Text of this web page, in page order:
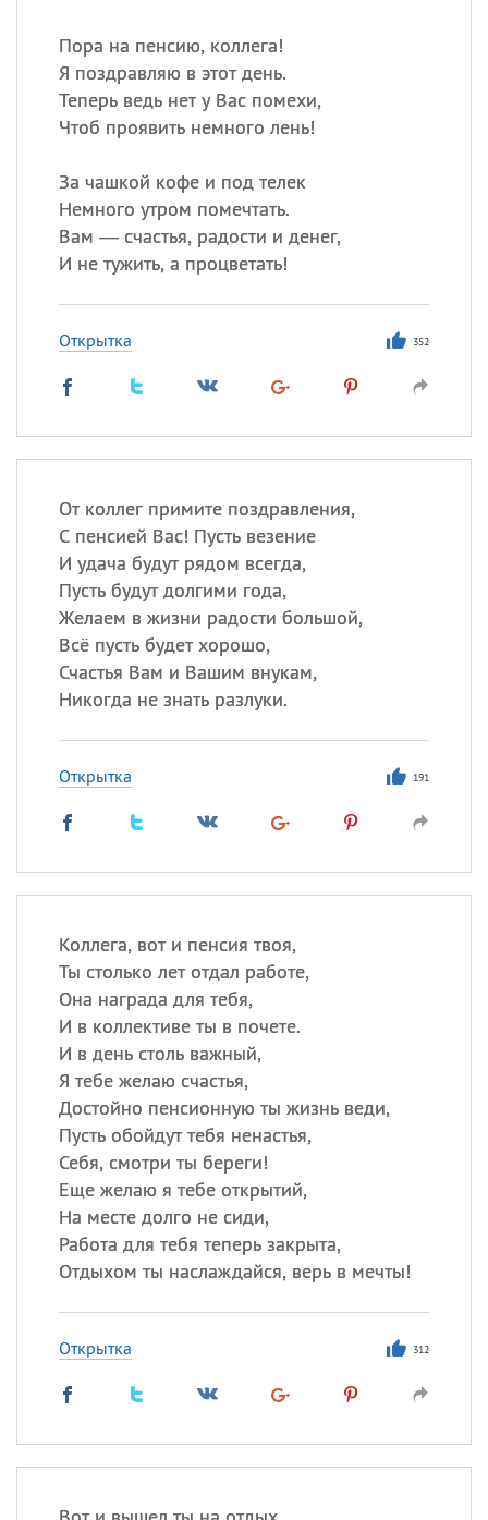
Пора на пенсию, коллега!
Я поздравляю в этот день.
Теперь ведь нет у Вас помехи,
Чтоб проявить немного лень!
За чашкой кофе и под телек
Немного утром помечтать.
Вам — счастья, радости и денег,
И не тужить, а процветать!
Открытка 352
От коллег примите поздравления,
С пенсией Вас! Пусть везение
И удача будут рядом всегда,
Пусть будут долгими года,
Желаем в жизни радости большой,
Всё пусть будет хорошо,
Счастья Вам и Вашим внукам,
Никогда не знать разлуки.
Открытка 191
Коллега, вот и пенсия твоя,
Ты столько лет отдал работе,
Она награда для тебя,
И в коллективе ты в почете.
И в день столь важный,
Я тебе желаю счастья,
Достойно пенсионную ты жизнь веди,
Пусть обойдут тебя ненастья,
Себя, смотри ты береги!
Еще желаю я тебе открытий,
На месте долго не сиди,
Работа для тебя теперь закрыта,
Отдыхом ты наслаждайся, верь в мечты!
Открытка 312